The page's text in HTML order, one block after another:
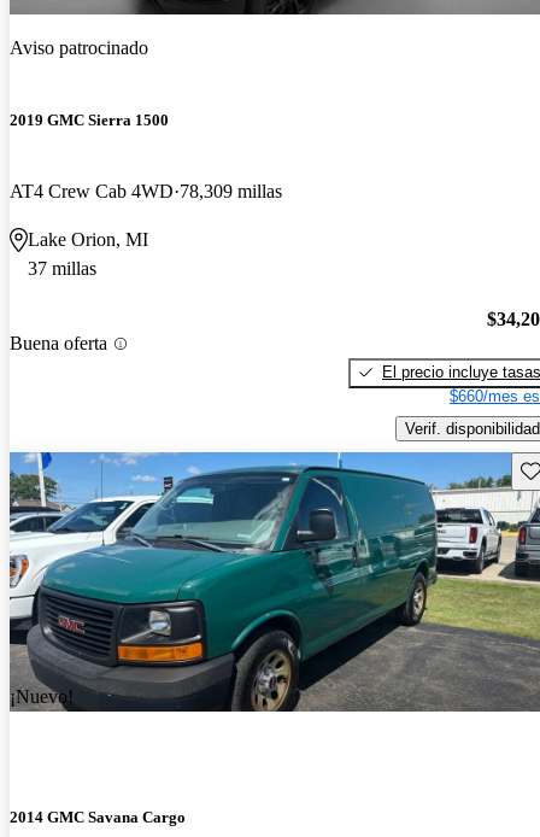
Aviso patrocinado
2019 GMC Sierra 1500
AT4 Crew Cab 4WD 78,309 millas
Lake Orion, MI
37 millas
Buena oferta
El precio incluye tasas
$660/mes
Verif. disponibilidad
¡Nuevo!
2014 GMC Savana Cargo